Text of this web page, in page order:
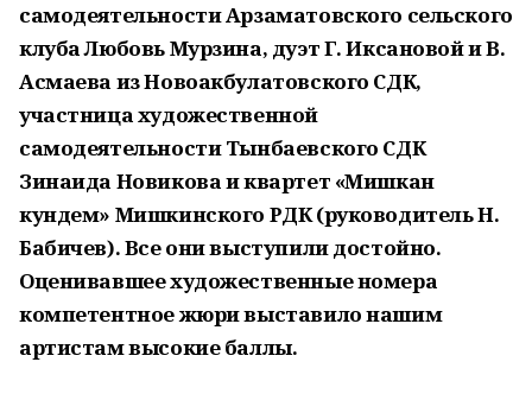
самодеятельности Арзаматовского сельского
клуба Любовь Мурзина, дуэт Г. Иксановой и В.
Асмаева из Новоакбулатовского СДК,
участница художественной
самодеятельности Тынбаевского СДК
Зинаида Новикова и квартет «Мишкан
кундем» Мишкинского РДК (руководитель Н.
Бабичев). Все они выступили достойно.
Оценивавшее художественные номера
компетентное жюри выставило нашим
артистам высокие баллы.